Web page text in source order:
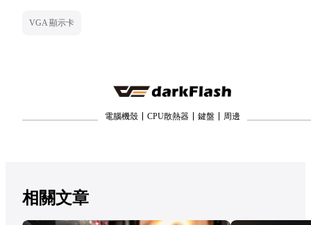
VGA 顯示卡
電腦機殼 CPU散熱器 鍵盤 周邊
相關文章